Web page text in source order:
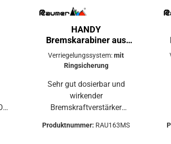
HANDY
Bremskarabiner aus
Verriegelungssystem:mit
Ringsicherung
Sehr gut dosierbar und
wirkender
Bremskraftverstärker
Edelstahlfür Speleo und
Produktnummer: RAU163MS